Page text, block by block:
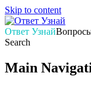
Skip to content
Ответ Узнай
Search
Main